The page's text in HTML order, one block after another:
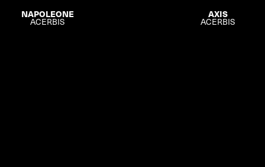
NAPOLEONE
ACERBIS
AXIS
ACERBIS